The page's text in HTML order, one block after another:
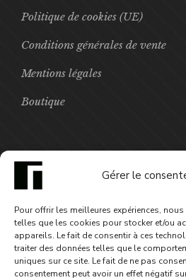
Gérer le
Pour offrir les meilleures expériences,
telles que les cookies pour stocker et/ou
appareils. Le fait de consentir à ces
traiter des données telles que le
uniques sur ce site. Le fait de ne pas
consentement peut avoir un effet négatif
Politique de cookies (UE)
Conditions générales de vente
Mentions légales
Boutique
3,99€